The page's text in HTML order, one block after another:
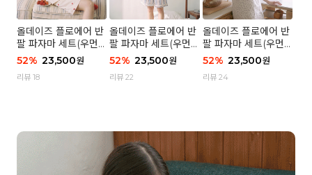
올데이즈 플로에어 반
팔 파자마 세트(우먼)
- 04 하트 컨페티
52% 23,500원
리뷰 18
올데이즈 플로에어 반
팔 파자마 세트(우먼)
- 03 브리즈 스트라이
52% 23,500원
리뷰 22
올데이즈 플로에어 반
팔 파자마 세트(우먼)
- 01 포슬 가든
52% 23,500원
리뷰 24